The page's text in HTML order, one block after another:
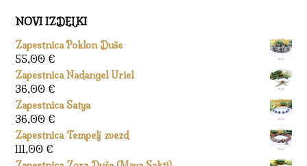
NOVI IZDELKI
Zapestnica Poklon Duše
55,00 €
Zapestnica Nadangel Uriel
36,00 €
Zapestnica Satya
36,00 €
Zapestnica Tempelj zvezd
111,00 €